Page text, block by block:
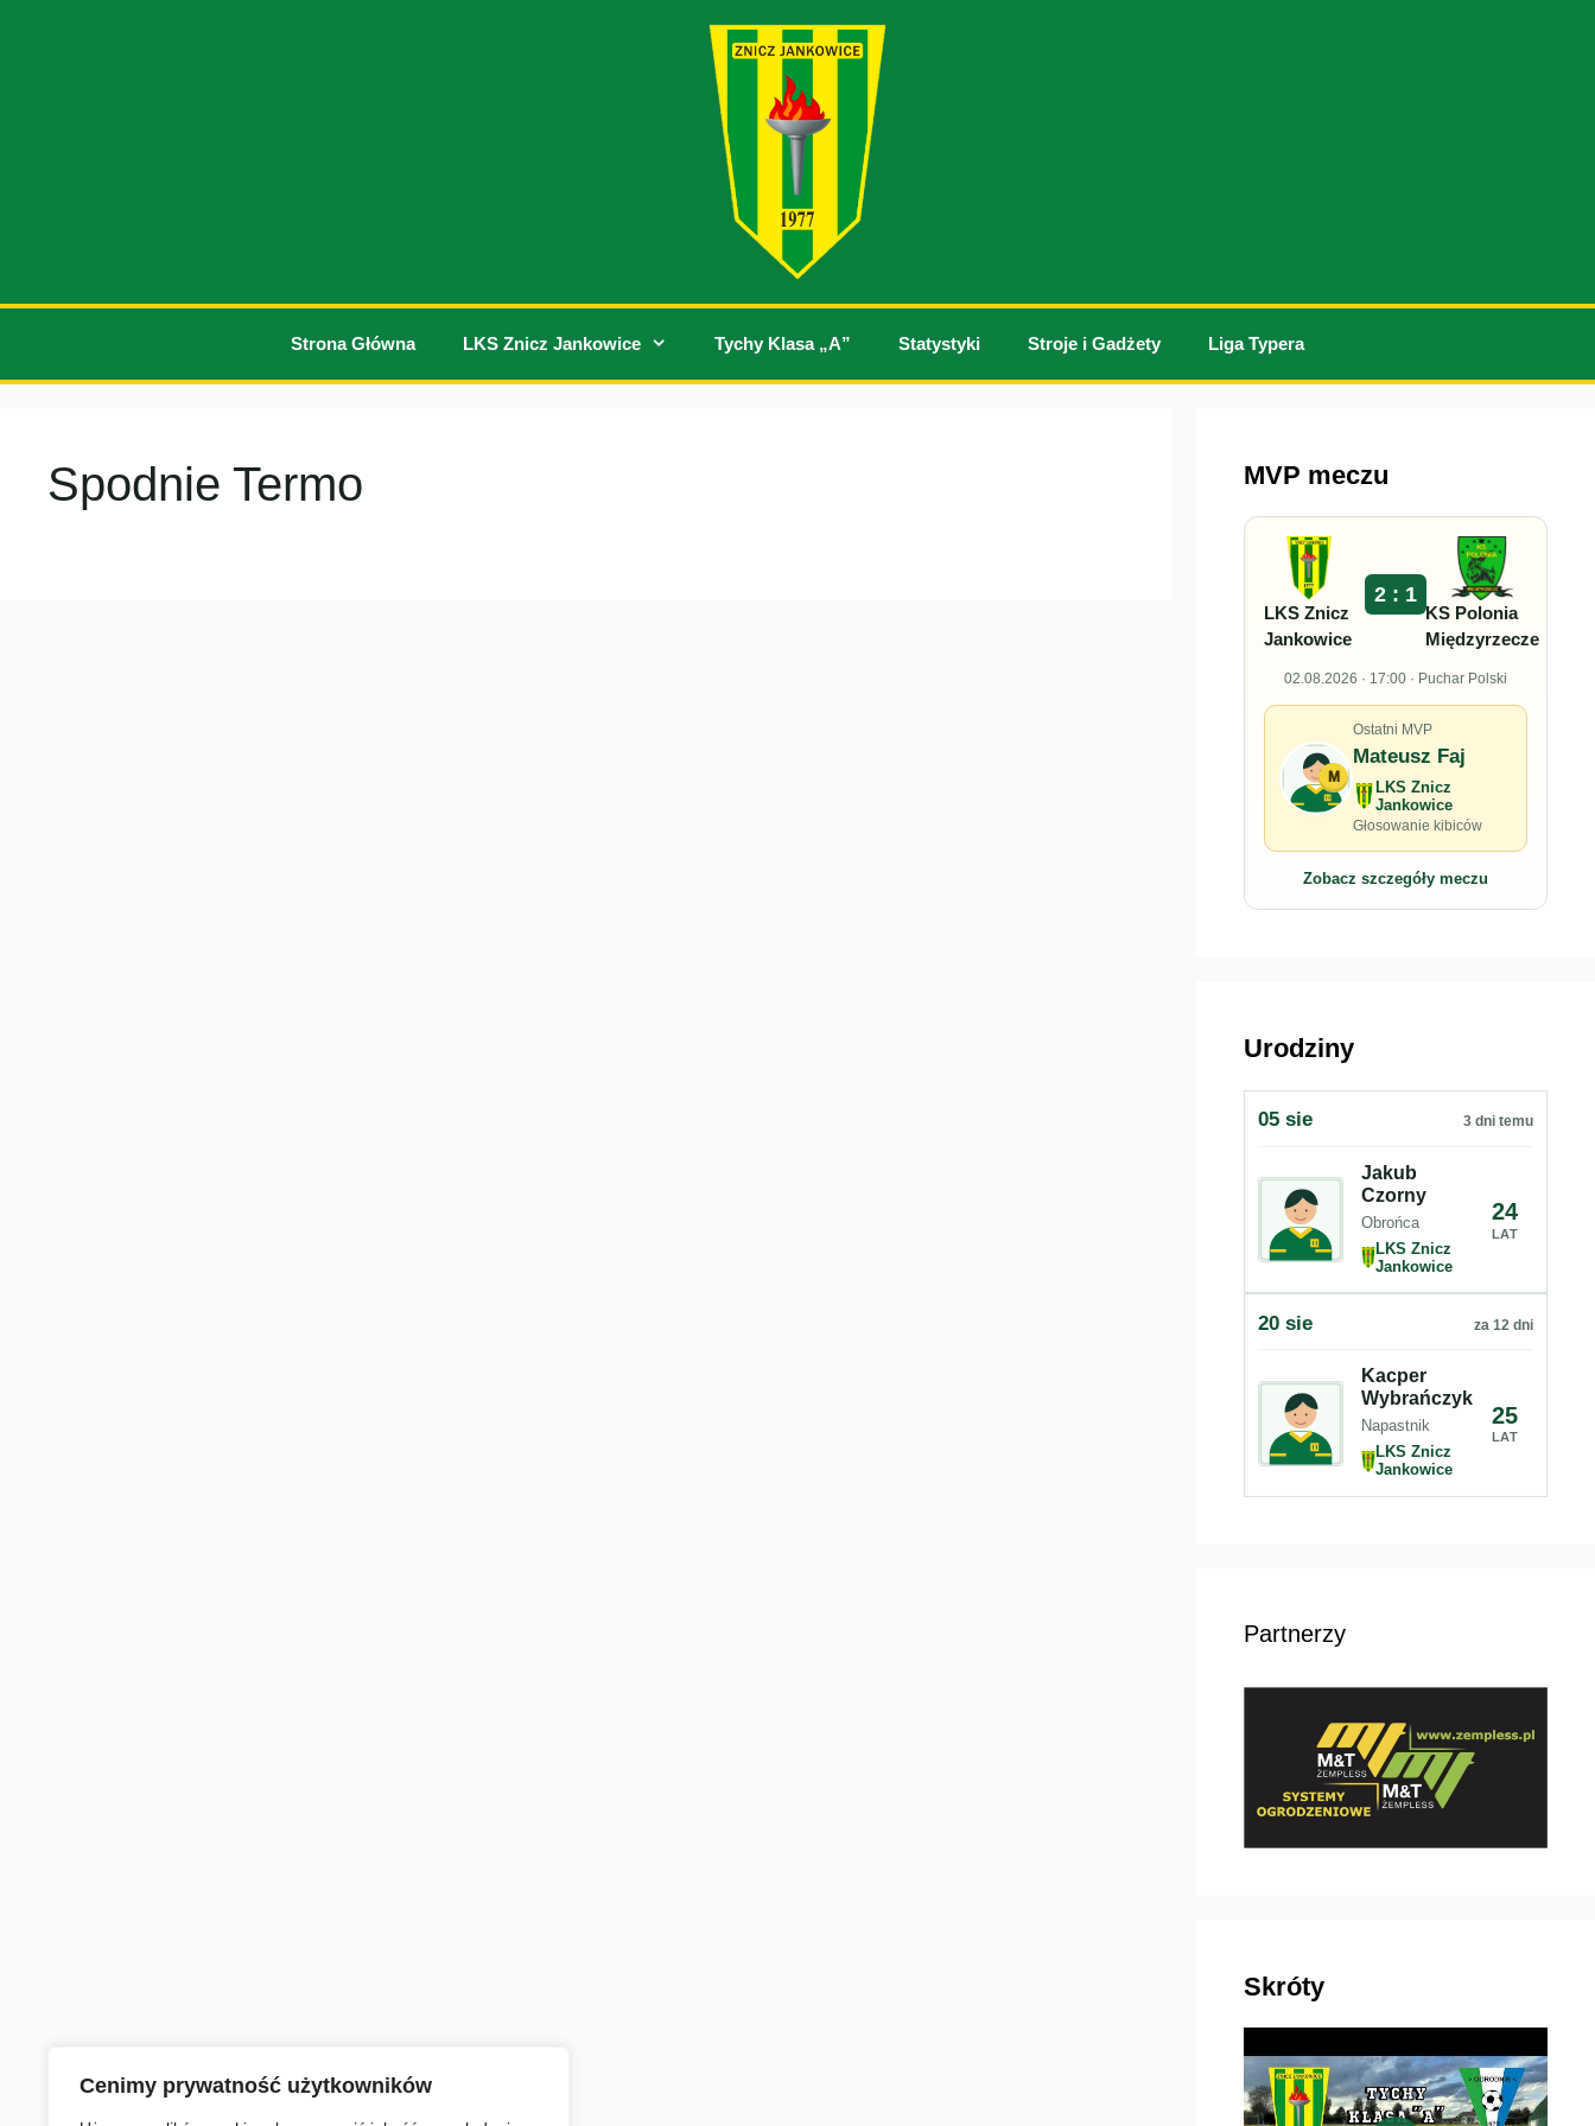
Cenimy prywatność użytkowników
Strona Główna LKS Znicz Jankowice Tychy Klasa „A” Statystyki Stroje i Gadżety Liga Typera
Spodnie Termo MVP meczu
LKS Znicz
Jankowice
2 : 1
KS Polonia
Międzyrzecze
02.08.2026 · 17:00 · Puchar Polski
M
Ostatni MVP
Mateusz Faj
LKS Znicz
Jankowice
Głosowanie kibiców
Zobacz szczegóły meczu
Urodziny
05 sie 3 dni temu
Jakub
Czorny
Obrońca
LKS Znicz
Jankowice
24
LAT
20 sie za 12 dni
Kacper
Wybrańczyk
Napastnik
LKS Znicz
Jankowice
25
LAT
Partnerzy
Skróty